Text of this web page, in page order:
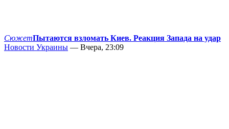
СюжетПытаются взломать Киев. Реакция Запада на удар
Новости Украины — Вчера, 23:09